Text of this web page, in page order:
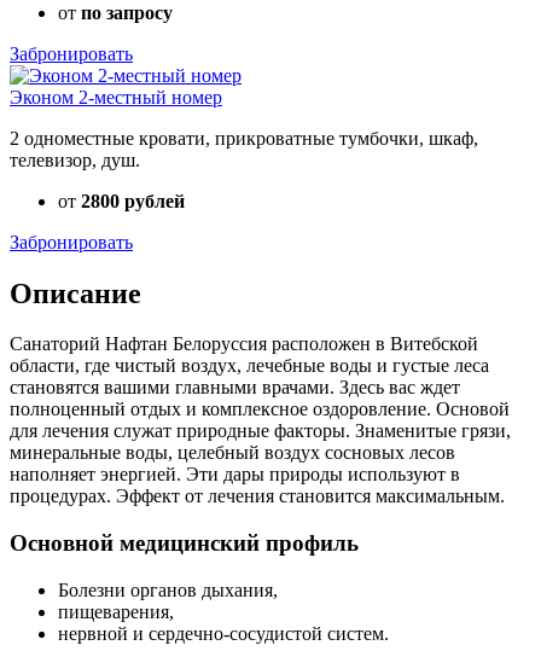
от по запросу
Забронировать
Эконом 2-местный номер
2 одноместные кровати, прикроватные тумбочки, шкаф,
телевизор, душ.
от 2800 рублей
Забронировать
Описание
Санаторий Нафтан Белоруссия расположен в Витебской
области, где чистый воздух, лечебные воды и густые леса
становятся вашими главными врачами. Здесь вас ждет
полноценный отдых и комплексное оздоровление. Основой
для лечения служат природные факторы. Знаменитые грязи,
минеральные воды, целебный воздух сосновых лесов
наполняет энергией. Эти дары природы используют в
процедурах. Эффект от лечения становится максимальным.
Основной медицинский профиль
Болезни органов дыхания,
пищеварения,
нервной и сердечно-сосудистой систем.